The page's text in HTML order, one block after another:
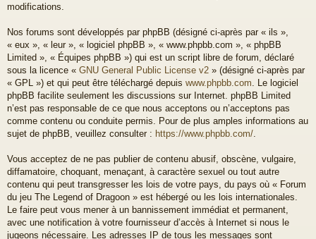
modifications.
Nos forums sont développés par phpBB (désigné ci-après par « ils »,
« eux », « leur », « logiciel phpBB », « www.phpbb.com », « phpBB
Limited », « Équipes phpBB ») qui est un script libre de forum, déclaré
sous la licence « GNU General Public License v2 » (désigné ci-après par
« GPL ») et qui peut être téléchargé depuis www.phpbb.com . Le logiciel
phpBB facilite seulement les discussions sur Internet. phpBB Limited
n’est pas responsable de ce que nous acceptons ou n’acceptons pas
comme contenu ou conduite permis. Pour de plus amples informations au
sujet de phpBB, veuillez consulter : https://www.phpbb.com/
Vous acceptez de ne pas publier de contenu abusif, obscène, vulgaire,
diffamatoire, choquant, menaçant, à caractère sexuel ou tout autre
contenu qui peut transgresser les lois de votre pays, du pays où « Forum
du jeu The Legend of Dragoon » est hébergé ou les lois internationales.
Le faire peut vous mener à un bannissement immédiat et permanent,
avec une notification à votre fournisseur d’accès à Internet si nous le
jugeons nécessaire. Les adresses IP de tous les messages sont